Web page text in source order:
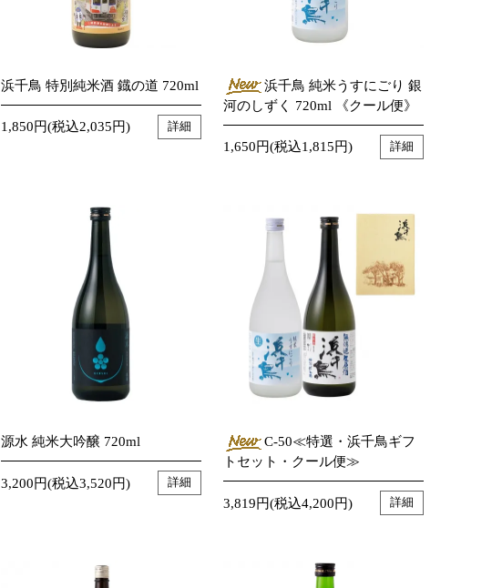
浜千鳥 特別純米酒 鐡の道 720ml
1,850円(税込2,035円) 詳細
浜千鳥 純米うすにごり 銀
河のしずく 720ml 《クール便》
1,650円(税込1,815円) 詳細
源水 純米大吟醸 720ml
3,200円(税込3,520円) 詳細
C-50≪特選・浜千鳥ギフ
トセット・クール便≫
3,819円(税込4,200円) 詳細